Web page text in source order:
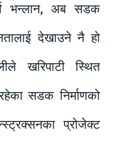
भन्लान, अब सडक
देखाउने नै हो
खरिपाटी स्थित
सडक निर्माणको
प्रोजेक्ट